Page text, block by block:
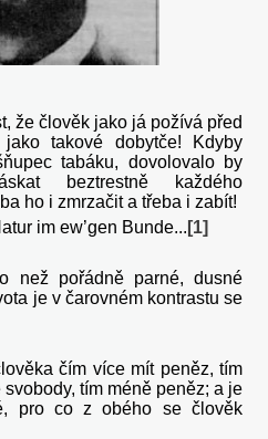
že člověk jako já požívá před
takové dobytče! Kdyby
tabáku, dovolovalo by
beztrestně každého
ho i zmrzačit a třeba i zabít!
im ew’gen Bunde... [1]
než pořádně parné, dusné
je v čarovném kontrastu se
čím více mít peněz, tím
tím méně peněz; a je
pro co z obého se člověk